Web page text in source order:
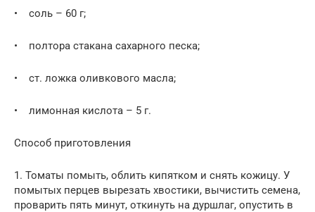
• соль – 60 г;
• полтора стакана сахарного песка;
• ст. ложка оливкового масла;
• лимонная кислота – 5 г.
Способ приготовления
1. Томаты помыть, облить кипятком и снять кожицу. У
помытых перцев вырезать хвостики, вычистить семена,
проварить пять минут, откинуть на дуршлаг, опустить в